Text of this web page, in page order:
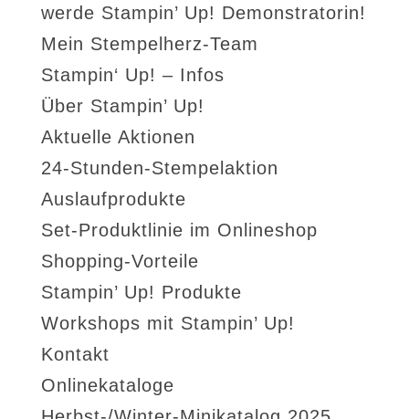
werde Stampin’ Up! Demonstratorin!
Mein Stempelherz-Team
Stampin‘ Up! – Infos
Über Stampin’ Up!
Aktuelle Aktionen
24-Stunden-Stempelaktion
Auslaufprodukte
Set-Produktlinie im Onlineshop
Shopping-Vorteile
Stampin’ Up! Produkte
Workshops mit Stampin’ Up!
Kontakt
Onlinekataloge